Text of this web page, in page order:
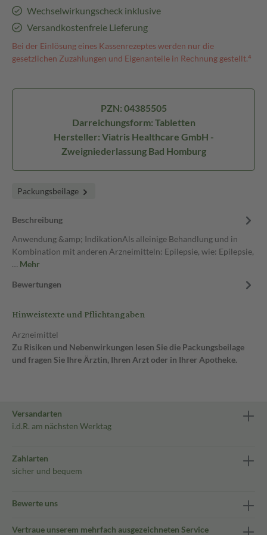
Wechselwirkungscheck inklusive
Versandkostenfreie Lieferung
Bei der Einlösung eines Kassenrezeptes werden nur die
gesetzlichen Zuzahlungen und Eigenanteile in Rechnung gestellt.⁴
PZN: 04385505
Darreichungsform: Tabletten
Hersteller: Viatris Healthcare GmbH -
Zweigniederlassung Bad Homburg
Packungsbeilage
Beschreibung
Anwendung &amp; IndikationAls alleinige Behandlung und in
Kombination mit anderen Arzneimitteln: Epilepsie, wie: Epilepsie,
… Mehr
Bewertungen
Hinweistexte und Pflichtangaben
Arzneimittel
Zu Risiken und Nebenwirkungen lesen Sie die Packungsbeilage
und fragen Sie Ihre Ärztin, Ihren Arzt oder in Ihrer Apotheke.
Versandarten
i.d.R. am nächsten Werktag
Zahlarten
sicher und bequem
Bewerte uns
Vertraue unserem mehrfach ausgezeichneten Service